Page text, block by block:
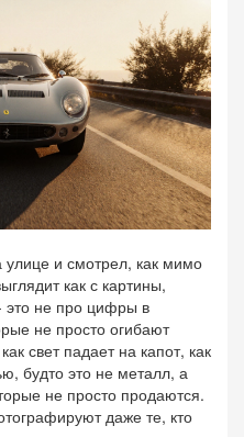
улице и смотрел, как мимо
как с картины,
это не про цифры в
не просто огибают
свет падает на капот, как
будто это не металл, а
не просто продаются.
даже те, кто